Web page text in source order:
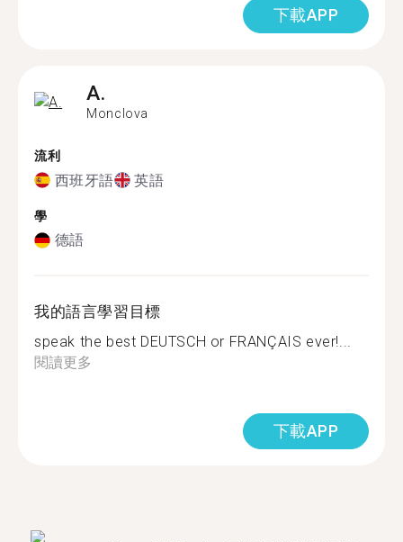
下載APP
A.
Monclova
流利
西班牙語 英語
學
德語
我的語言學習目標
speak the best DEUTSCH or FRANÇAIS ever!...
閱讀更多
下載APP